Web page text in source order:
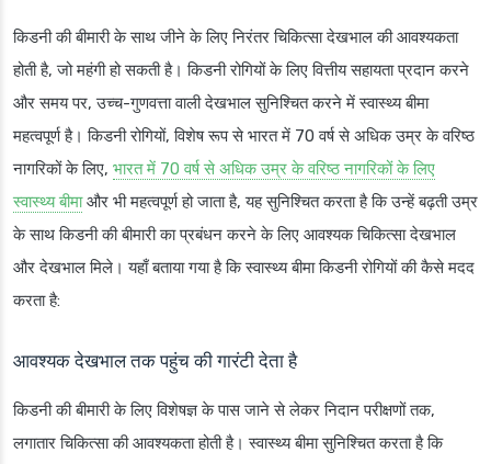
किडनी की बीमारी के साथ जीने के लिए निरंतर चिकित्सा देखभाल की आवश्यकता
होती है, जो महंगी हो सकती है। किडनी रोगियों के लिए वित्तीय सहायता प्रदान करने
और समय पर, उच्च-गुणवत्ता वाली देखभाल सुनिश्चित करने में स्वास्थ्य बीमा
महत्वपूर्ण है। किडनी रोगियों, विशेष रूप से भारत में 70 वर्ष से अधिक उम्र के वरिष्ठ
नागरिकों के लिए, भारत में 70 वर्ष से अधिक उम्र के वरिष्ठ नागरिकों के लिए
स्वास्थ्य बीमाऔर भी महत्वपूर्ण हो जाता है, यह सुनिश्चित करता है कि उन्हें बढ़ती उम्र
के साथ किडनी की बीमारी का प्रबंधन करने के लिए आवश्यक चिकित्सा देखभाल
और देखभाल मिले। यहाँ बताया गया है कि स्वास्थ्य बीमा किडनी रोगियों की कैसे मदद
करता है:
आवश्यक देखभाल तक पहुंच की गारंटी देता है
किडनी की बीमारी के लिए विशेषज्ञ के पास जाने से लेकर निदान परीक्षणों तक,
लगातार चिकित्सा की आवश्यकता होती है। स्वास्थ्य बीमा सुनिश्चित करता है कि